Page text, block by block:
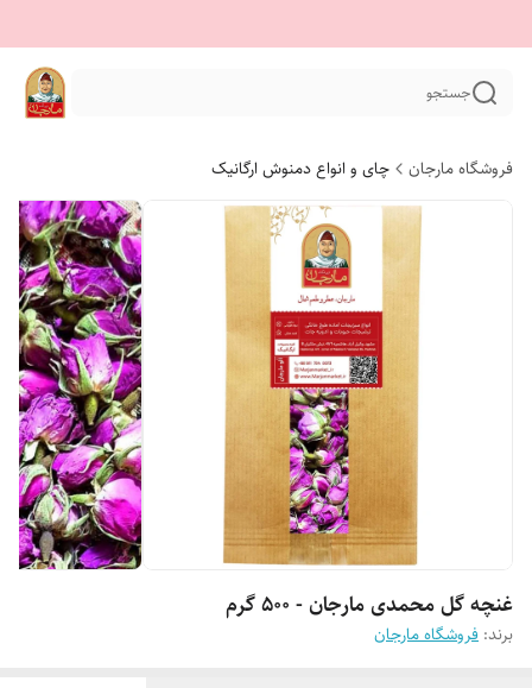
جستجو
فروشگاه مارجان چای و انواع دمنوش ارگانیک
غنچه گل محمدی مارجان - 500 گرم
برند: فروشگاه مارجان